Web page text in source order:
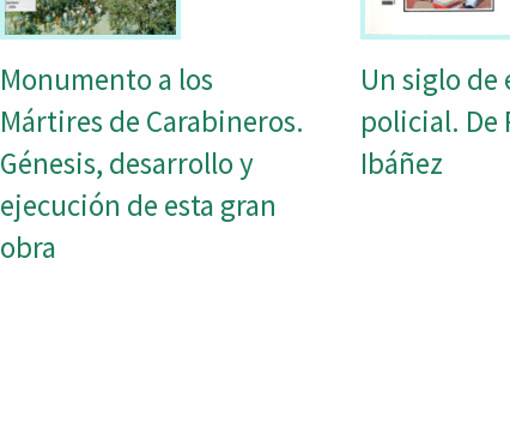
Monumento a los
Mártires de Carabineros.
Génesis, desarrollo y
ejecución de esta gran
obra
Un siglo de
policial. De
Ibáñez